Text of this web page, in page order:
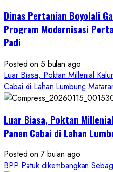
Boyolali
Gelar
Singkong
Wujudkan
Ketahanan
Pangan
Petani
Dinas Pertanian Boyolali
Program Modernisasi
Padi
Posted on 5 bulan ago
Luar Biasa, Poktan Millenial
Cabai di Lahan Lumbung
Luar Biasa, Poktan
Panen Cabai di Lahan
Posted on 7 bulan ago
BPP Patuk dikembangkan